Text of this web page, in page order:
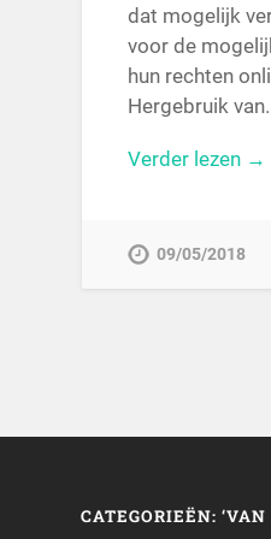
dat mogelijk
voor de
hun rechten
Hergebruik
Verder lezen →
09/05/2018
CATEGORIEËN: